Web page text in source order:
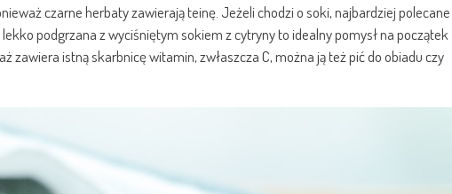
czarne herbaty zawierają teinę. Jeżeli chodzi o soki, najbardziej polecane
podgrzana z wyciśniętym sokiem z cytryny to idealny pomysł na początek
zawiera istną skarbnicę witamin, zwłaszcza C, można ją też pić do obiadu czy